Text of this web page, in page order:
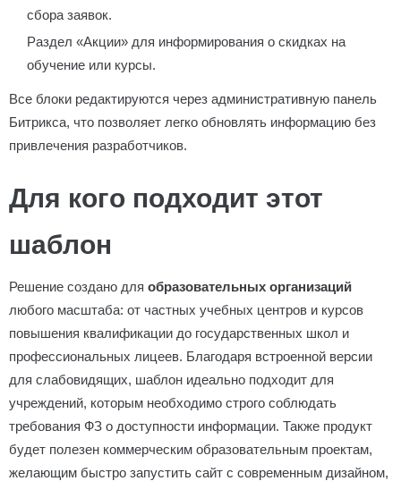
сбора заявок.
Раздел «Акции» для информирования о скидках на
обучение или курсы.
Все блоки редактируются через административную панель
Битрикса, что позволяет легко обновлять информацию без
привлечения разработчиков.
Для кого подходит этот
шаблон
Решение создано для образовательных организаций
любого масштаба: от частных учебных центров и курсов
повышения квалификации до государственных школ и
профессиональных лицеев. Благодаря встроенной версии
для слабовидящих, шаблон идеально подходит для
учреждений, которым необходимо строго соблюдать
требования ФЗ о доступности информации. Также продукт
будет полезен коммерческим образовательным проектам,
желающим быстро запустить сайт с современным дизайном,